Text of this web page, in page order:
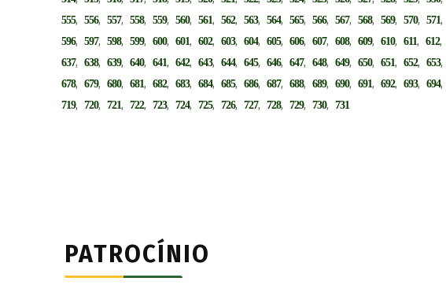
555,556,557,558,559,560,561,562,563,564,565,566,567,568,569,570,571
596,597,598,599,600,601,602,603,604,605,606,607,608,609,610,611,612
637,638,639,640,641,642,643,644,645,646,647,648,649,650,651,652,653
678,679,680,681,682,683,684,685,686,687,688,689,690,691,692,693,694
719,720,721,722,723,724,725,726,727,728,729,730,731
PATROCÍNIO